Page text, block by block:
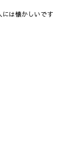
は懐かしいです